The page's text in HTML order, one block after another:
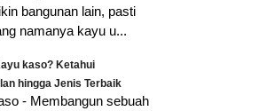
bangunan lain, pasti
namanya kayu u...
kaso? Ketahui
hingga Jenis Terbaik
- Membangun sebuah